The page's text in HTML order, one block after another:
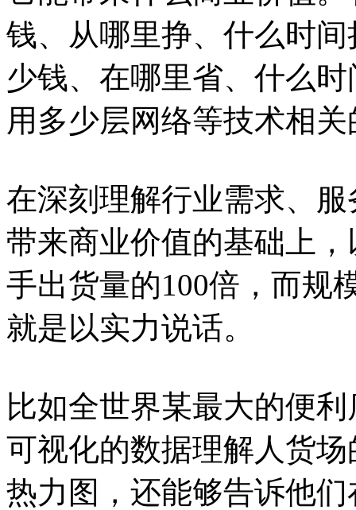
钱、从哪里挣、什么时
少钱、在哪里省、什么
用多少层网络等技术相
在深刻理解行业需求、
带来商业价值的基础上
手出货量的100倍，而规
就是以实力说话。
比如全世界某最大的便
可视化的数据理解人货
热力图，还能够告诉他